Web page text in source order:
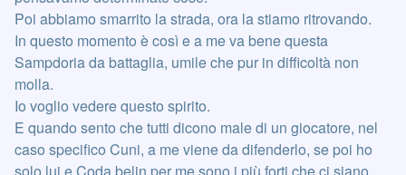
Poi abbiamo smarrito la strada, ora la stiamo ritrovando.
In questo momento è così e a me va bene questa
Sampdoria da battaglia, umile che pur in difficoltà non
molla.
Io voglio vedere questo spirito.
E quando sento che tutti dicono male di un giocatore, nel
caso specifico Cuni, a me viene da difenderlo, se poi ho